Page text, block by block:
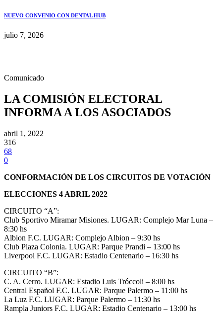
NUEVO CONVENIO CON DENTAL HUB
julio 7, 2026
Comunicado
LA COMISIÓN ELECTORAL
INFORMA A LOS ASOCIADOS
abril 1, 2022
316
68
0
CONFORMACIÓN DE LOS CIRCUITOS DE VOTACIÓN
ELECCIONES 4 ABRIL 2022
CIRCUITO “A”:
Club Sportivo Miramar Misiones. LUGAR: Complejo Mar Luna –
8:30 hs
Albion F.C. LUGAR: Complejo Albion – 9:30 hs
Club Plaza Colonia. LUGAR: Parque Prandi – 13:00 hs
Liverpool F.C. LUGAR: Estadio Centenario – 16:30 hs
CIRCUITO “B”:
C. A. Cerro. LUGAR: Estadio Luis Tróccoli – 8:00 hs
Central Español F.C. LUGAR: Parque Palermo – 11:00 hs
La Luz F.C. LUGAR: Parque Palermo – 11:30 hs
Rampla Juniors F.C. LUGAR: Estadio Centenario – 13:00 hs